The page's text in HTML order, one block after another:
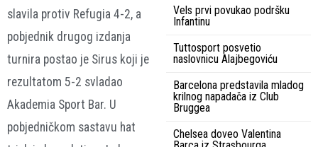
slavila protiv Refugia 4-2, a
pobjednik drugog izdanja
turnira postao je Sirus koji je
rezultatom 5-2 svladao
Akademia Sport Bar. U
pobjedničkom sastavu hat
Vels prvi povukao podršku
Infantinu
Tuttosport posvetio
naslovnicu Alajbegoviću
Barcelona predstavila mladog
krilnog napadača iz Club
Bruggea
Chelsea doveo Valentina